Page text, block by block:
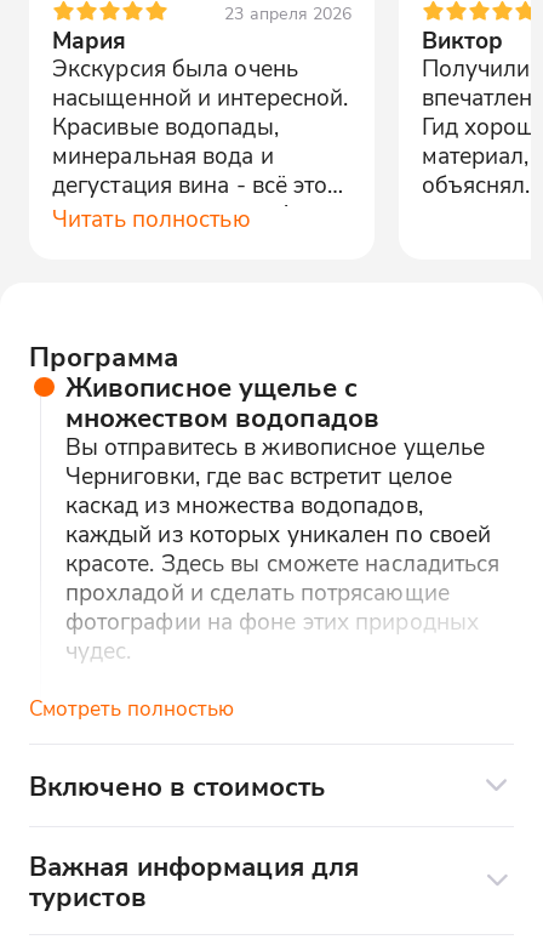
23 апреля 2026
Мария
Экскурсия была очень
насыщенной и интересной.
Красивые водопады,
минеральная вода и
дегустация вина - всё это
просто замечательно!
Читать полностью
Виктор
Получили
Гид
материал,
объяснял.
Программа
Живописное ущелье с
множеством водопадов
Вы отправитесь в живописное ущелье
Черниговки, где вас встретит целое
каскад из множества водопадов,
каждый из которых уникален по своей
красоте. Здесь вы сможете насладиться
прохладой и сделать потрясающие
фотографии на фоне этих природных
чудес.
Мархяулский минеральный
Вы посетите Мархяулский минеральный
источник, известный своими целебными
бьющей из-под земли. Здесь вы
сможете попробовать настоящую
Смотреть полностью
Включено в стоимость
Трансфер
Дегустация
Важная информация для
туристов